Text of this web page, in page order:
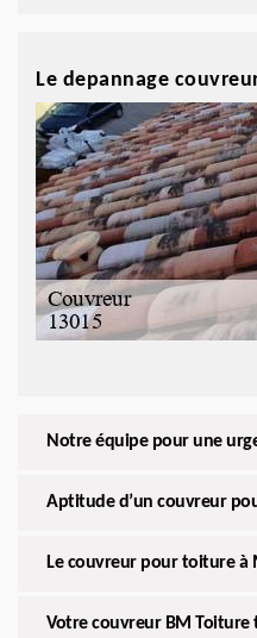
Le depannage
Notre équipe pour une
Aptitude d’un couvreur
Le couvreur pour toiture à
Votre couvreur BM Toiture